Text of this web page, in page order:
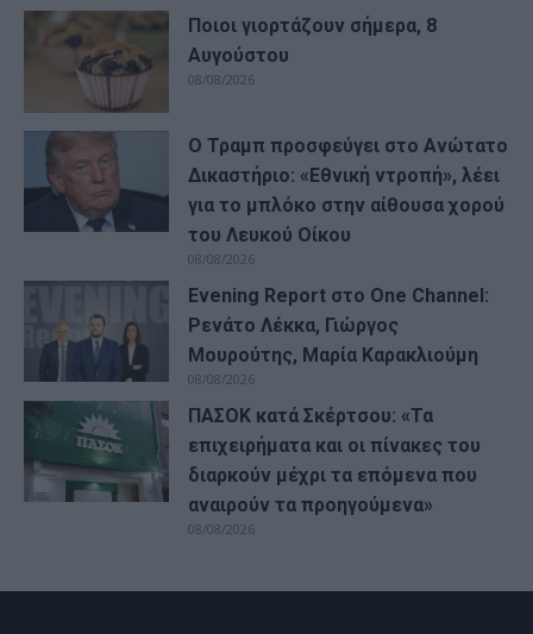
Ποιοι γιορτάζουν σήμερα, 8
Αυγούστου
08/08/2026
Ο Τραμπ προσφεύγει στο Ανώτατο
Δικαστήριο: «Εθνική ντροπή», λέει
για το μπλόκο στην αίθουσα χορού
του Λευκού Οίκου
08/08/2026
Evening Report στο One Channel:
Ρενάτο Λέκκα, Γιώργος
Μουρούτης, Μαρία Καρακλιούμη
08/08/2026
ΠΑΣΟΚ κατά Σκέρτσου: «Τα
επιχειρήματα και οι πίνακες του
διαρκούν μέχρι τα επόμενα που
αναιρούν τα προηγούμενα»
08/08/2026